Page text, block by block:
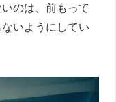
のは、前もって
いようにしてい